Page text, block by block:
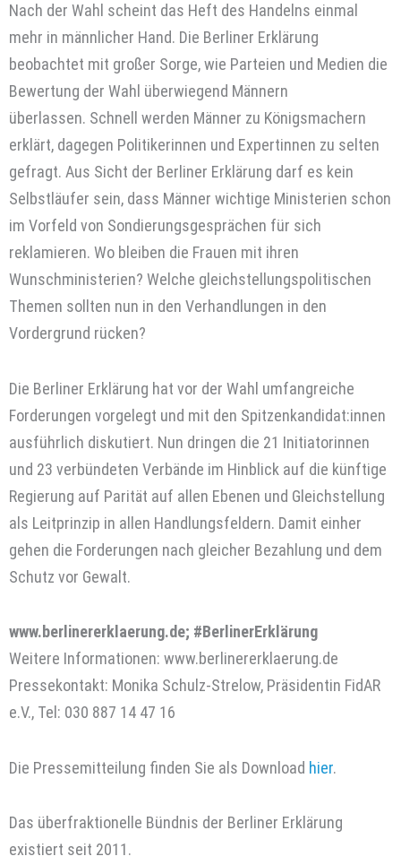
Nach der Wahl scheint das Heft des Handelns einmal
mehr in männlicher Hand. Die Berliner Erklärung
beobachtet mit großer Sorge, wie Parteien und Medien die
Bewertung der Wahl überwiegend Männern
überlassen. Schnell werden Männer zu Königsmachern
erklärt, dagegen Politikerinnen und Expertinnen zu selten
gefragt. Aus Sicht der Berliner Erklärung darf es kein
Selbstläufer sein, dass Männer wichtige Ministerien schon
im Vorfeld von Sondierungsgesprächen für sich
reklamieren. Wo bleiben die Frauen mit ihren
Wunschministerien? Welche gleichstellungspolitischen
Themen sollten nun in den Verhandlungen in den
Vordergrund rücken?
Die Berliner Erklärung hat vor der Wahl umfangreiche
Forderungen vorgelegt und mit den Spitzenkandidat:innen
ausführlich diskutiert. Nun dringen die 21 Initiatorinnen
und 23 verbündeten Verbände im Hinblick auf die künftige
Regierung auf Parität auf allen Ebenen und Gleichstellung
als Leitprinzip in allen Handlungsfeldern. Damit einher
gehen die Forderungen nach gleicher Bezahlung und dem
Schutz vor Gewalt.
www.berlinererklaerung.de; #BerlinerErklärung
Weitere Informationen: www.berlinererklaerung.de
Pressekontakt: Monika Schulz-Strelow, Präsidentin FidAR
e.V., Tel: 030 887 14 47 16
Die Pressemitteilung finden Sie als Download hier.
Das überfraktionelle Bündnis der Berliner Erklärung
existiert seit 2011.